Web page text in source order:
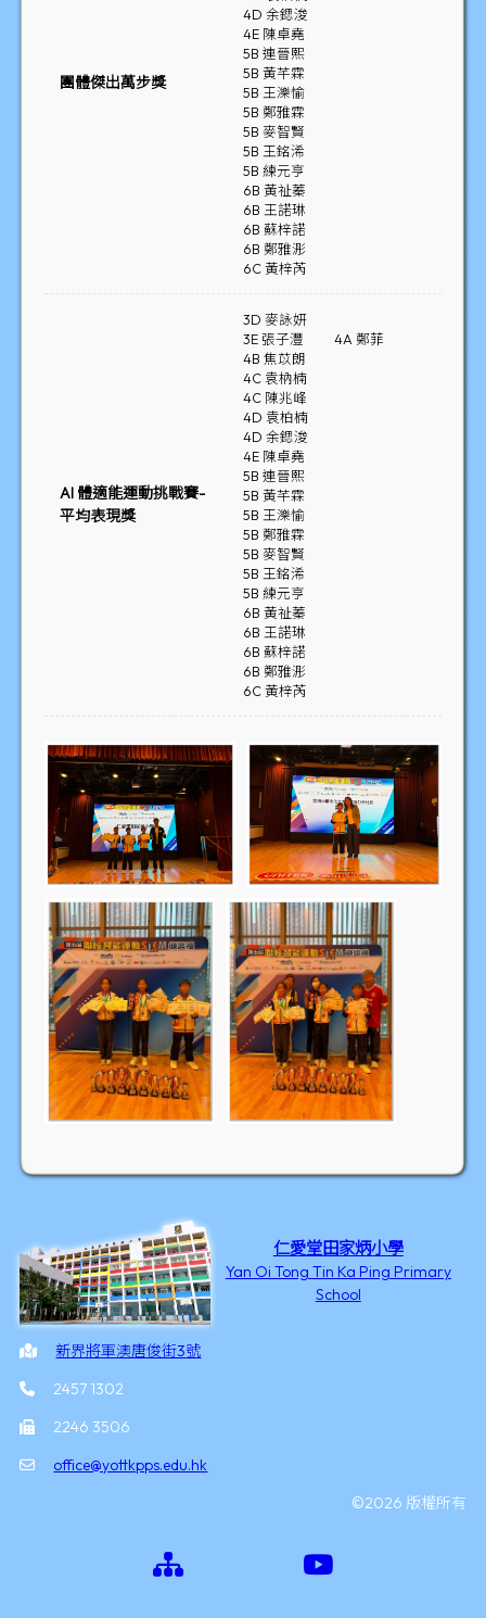
團體傑出萬步獎
4D 余鍶浚
4E 陳卓堯
5B 連晉熙
5B 黃芊霖
5B 王濼愉
5B 鄭雅霖
5B 麥智賢
5B 王銘浠
5B 練元亨
6B 黃祉蓁
6B 王諾琳
6B 蘇梓諾
6B 鄭雅浵
6C 黃梓芮
AI 體適能運動挑戰賽-
平均表現獎
3D 麥詠妍
3E 張子灃
4A 鄭菲
4B 焦苡朗
4C 袁枘楠
4C 陳兆峰
4D 袁柏楠
4D 余鍶浚
4E 陳卓堯
5B 連晉熙
5B 黃芊霖
5B 王濼愉
5B 鄭雅霖
5B 麥智賢
5B 王銘浠
5B 練元亨
6B 黃祉蓁
6B 王諾琳
6B 蘇梓諾
6B 鄭雅浵
6C 黃梓芮
仁愛堂田家炳小學
Yan Oi Tong Tin Ka Ping Primary
School
新界將軍澳唐俊街3號
2457 1302
2246 3506
office@yottkpps.edu.hk
©2026 版權所有